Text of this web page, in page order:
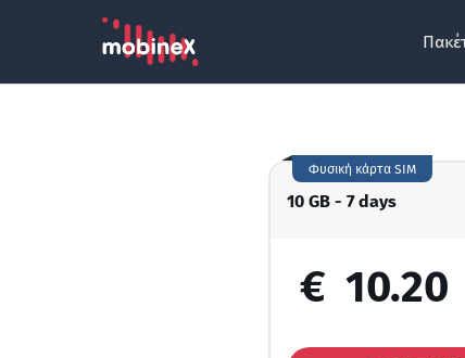
10 GB - 7 days
Φυσική κάρτα SIM
€ 10.20